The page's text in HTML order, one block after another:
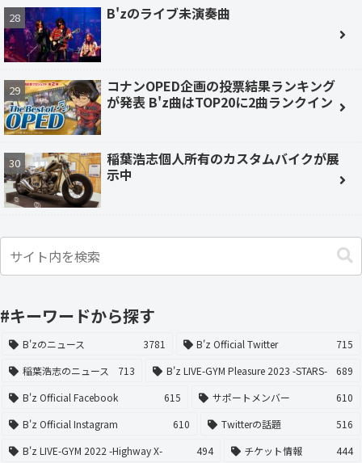
B'zのライブ未演奏曲
コナンOPED企画の投票結果ランキング
が発表 B'z曲はTOP20に2曲ランクイン
稲葉浩志個人所有のカスタムバイクが展
示中
#キーワードから探す
B'zのニュース 3781 B'z Official Twitter
715
稲葉浩志のニュース
713 B'z LIVE-GYM Pleasure 2023 -STARS-
689
B'z Official Facebook
615 サポートメンバー
610
B'z Official Instagram
610 Twitterの話題
516
B'z LIVE-GYM 2022 -Highway X-
494 チケット情報
444